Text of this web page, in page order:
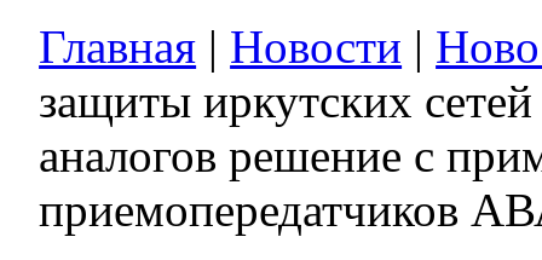
Главная | Новости |
защиты иркутских
аналогов решение с
приемопередатчиков